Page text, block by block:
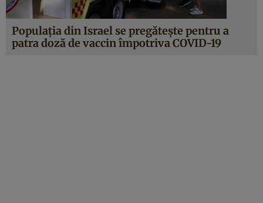
Populația din Israel se pregătește pentru a
patra doză de vaccin împotriva COVID-19